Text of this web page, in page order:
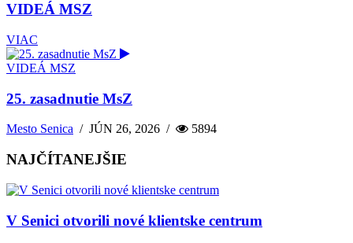
VIDEÁ MSZ
VIAC
VIDEÁ MSZ
25. zasadnutie MsZ
Mesto Senica /JÚN 26, 2026 / 5894
NAJČÍTANEJŠIE
V Senici otvorili nové klientske centrum